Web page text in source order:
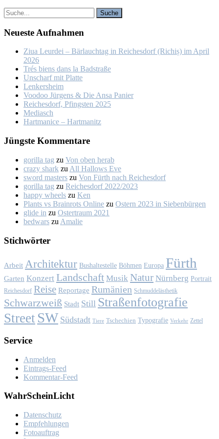
Neu­es­te Auf­nah­men
Ziua Leur­dei – Bär­lauch­tag in Rei­ches­dorf (Ri­chiș) im April
2026
Trés biens dans la Bad­stra­ße
Un­scharf mit Plat­te
Len­kers­heim
Voo­doo Jür­gens & Die An­sa Pa­nier
Rei­ches­dorf, Pfings­ten 2025
Me­dia­sch
Hart­ma­nice – Hart­ma­nitz
Jüngs­te Kom­men­ta­re
gorilla tag zu Von oben her­ab
crazy shark zu All Hal­lows Eve
sword masters zu Von Fürth nach Rei­ches­dorf
gorilla tag zu Rei­ches­dorf 2022/2023
happy wheels zu Ken
Plants vs Brainrots Online zu Os­tern 2023 in Sie­ben­bür­gen
glide in zu Os­ter­traum 2021
bedwars zu Ama­lie
Stich­wör­ter
Arbeit Architektur Bushaltestelle Böhmen Europa Fürth
Garten Konzert Landschaft Musik Natur Nürnberg Portrait
Reichesdorf Reise Reportage Rumänien Schmuddelästhetik
Schwarzweiß Stadt Still Straßenfotografie
Street SW Südstadt Tiere Tschechien Typografie Verkehr Zettel
Ser­vice
Anmelden
Eintrags-Feed
Kommentar-Feed
Wahr­Schein­Licht
Da­ten­schutz
Emp­feh­lun­gen
Fo­to­auf­trag